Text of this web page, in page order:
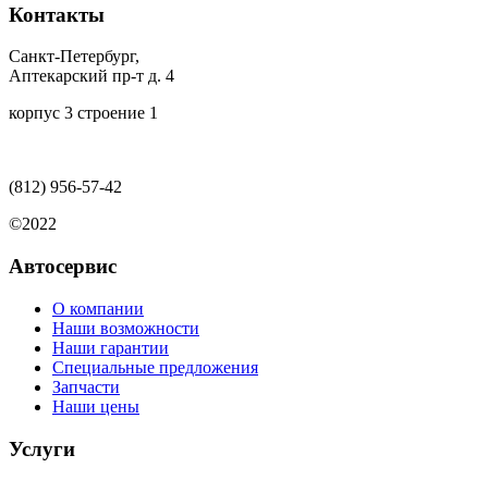
Контакты
Санкт-Петербург,
Аптекарский пр-т д. 4
корпус 3 строение 1
(812) 956-57-42
©2022
Автосервис
О компании
Наши возможности
Наши гарантии
Специальные предложения
Запчасти
Наши цены
Услуги